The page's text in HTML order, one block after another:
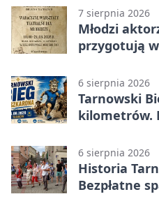
7 sierpnia 2026
Młodzi
przygotują
6 sierpnia 2026
Tarnowski
kilometrów.
6 sierpnia 2026
Historia
Bezpłatne